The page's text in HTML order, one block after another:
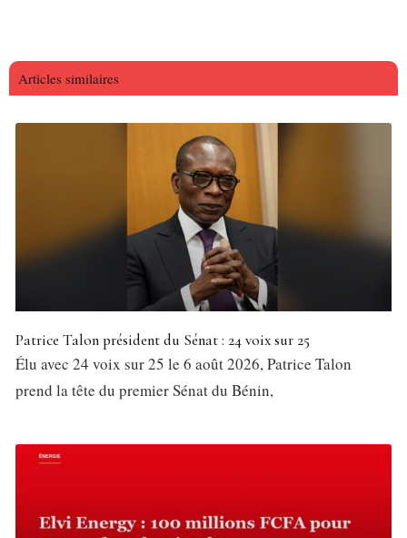
Articles similaires
Patrice Talon président du Sénat : 24 voix sur 25
Élu avec 24 voix sur 25 le 6 août 2026, Patrice Talon
prend la tête du premier Sénat du Bénin,